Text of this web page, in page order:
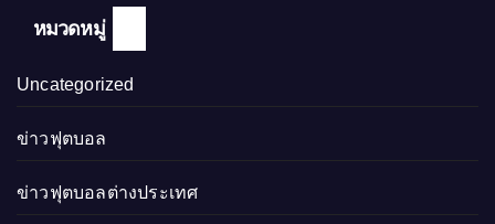
หมวดหมู่
Uncategorized
ข่าวฟุตบอล
ข่าวฟุตบอลต่างประเทศ